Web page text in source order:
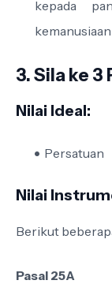
kepada
3. Sila ke
Nilai Ideal:
Persatuan
Nilai
Berikut
Pasal 25A